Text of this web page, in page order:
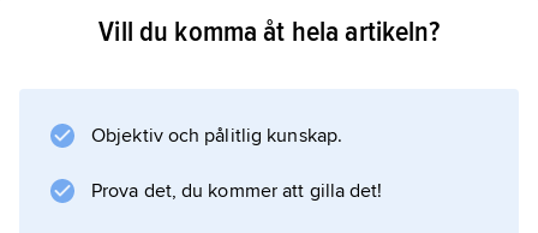
Hematemes förekommer vid blödning från
matstrupen, esofagusvaricer, blödande mag-
Vill du komma åt hela artikeln?
Objektiv och pålitlig kunskap.
Prova det, du kommer att gilla det!